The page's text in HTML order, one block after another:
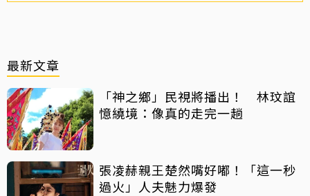
最新文章
「神之鄉」民視將播出！ 林玟誼
憶繞境：像真的走完一趟
張凌赫親王楚然嘴好嘟！「這一秒
過火」人夫魅力爆發